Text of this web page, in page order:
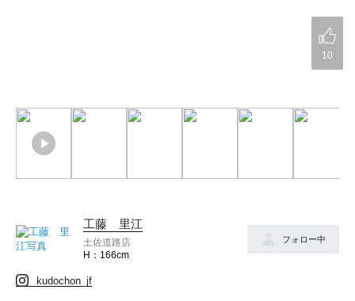
10
工藤 里江
土佐道路店
166cm
フォロー中
kudochon_jf